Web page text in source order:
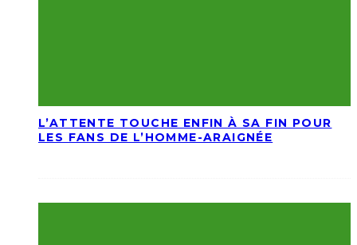
L’ATTENTE TOUCHE ENFIN À SA FIN POUR
LES FANS DE L’HOMME-ARAIGNÉE